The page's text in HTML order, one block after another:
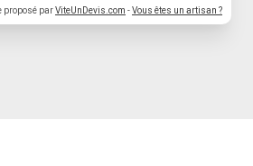
proposé parViteUnDevis.com -Vous êtes un artisan ?